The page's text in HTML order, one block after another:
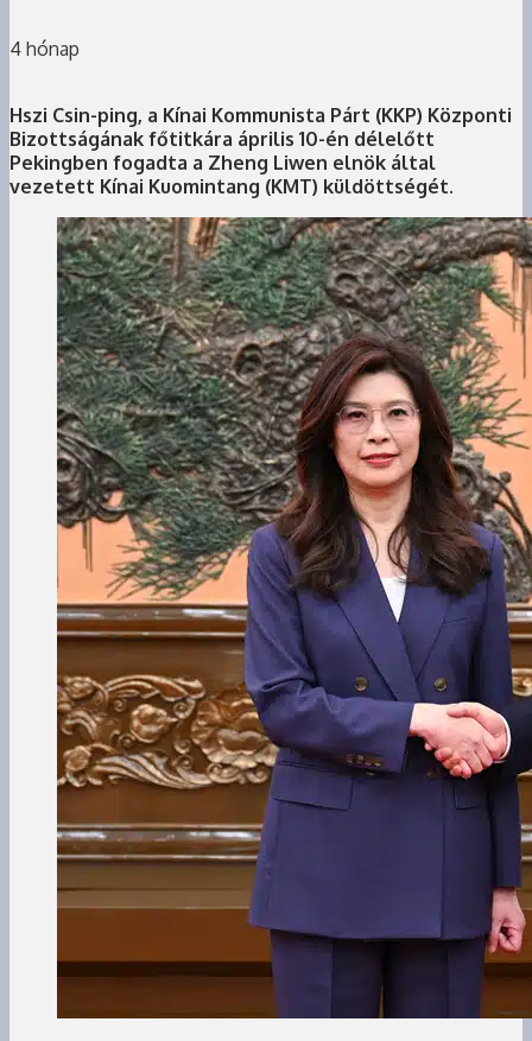
4 hónap
Hszi Csin-ping, a Kínai Kommunista Párt (KKP) Központi
Bizottságának főtitkára április 10-én délelőtt
Pekingben fogadta a Zheng Liwen elnök által
vezetett Kínai Kuomintang (KMT) küldöttségét.